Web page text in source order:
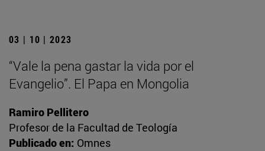
03 | 10 | 2023
“Vale la pena gastar la vida por el
Evangelio”. El Papa en Mongolia
Ramiro Pellitero
Profesor de la Facultad de Teología
Publicado en: Omnes